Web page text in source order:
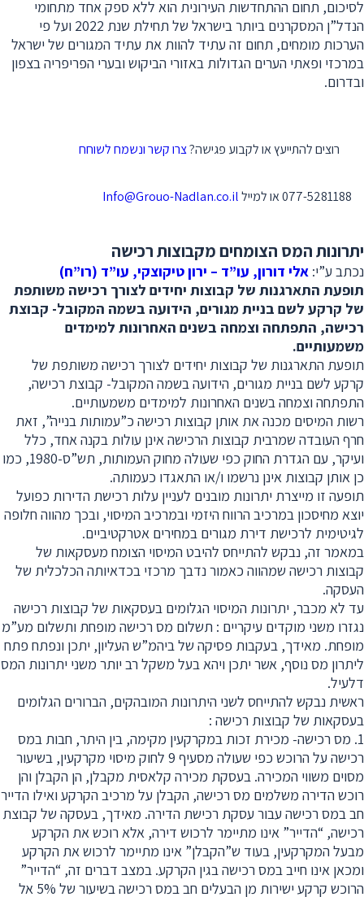
לסיכום, תחום ההתחדשות העירונית הוא ללא ספק אחד מתחומי
הנדל”ן המסקרנים ביותר בישראל של תחילת שנת 2022 ועל פי
הערכות מומחים, תחום זה עתיד להוות את עתיד המגורים של ישראל
במרכזי ופאתי הערים הגדולות באזורי הביקוש ובערי הפריפריה בצפון
ובדרום.
רוצים להתייעץ או לקבוע פגישה?צרו קשר ונשמח לשוחח
077-5281188 או למייל Info@Grouo-Nadlan.co.il
יתרונות המס הצומחים מקבוצות רכישה
נכתב ע”י: אלי דורון, עו”ד – ירון טיקוצקי, עו”ד (רו”ח)
תופעת התארגנות של קבוצות יחידים לצורך רכישה משותפת
של קרקע לשם בניית מגורים, הידועה בשמה המקובל- קבוצת
רכישה, התפתחה וצמחה בשנים האחרונות למימדים
משמעותיים.
תופעת התארגנות של קבוצות יחידים לצורך רכישה משותפת של
קרקע לשם בניית מגורים, הידועה בשמה המקובל- קבוצת רכישה,
התפתחה וצמחה בשנים האחרונות למימדים משמעותיים.
רשות המיסים מכנה את אותן קבוצות רכישה כ”עמותות בנייה”, זאת
חרף העובדה שמרבית קבוצות הרכישה אינן עולות בקנה אחד, כלל
ועיקר, עם הגדרת החוק כפי שעולה מחוק העמותות, תש”ס-1980, כמו
כן אותן קבוצות אינן נרשמו ו/או התאגדו כעמותה.
תופעה זו מייצרת יתרונות מובנים לעניין עלות רכישת הדירות כפועל
יוצא מחיסכון במרכיב הרווח היזמי ובמרכיב המיסוי, ובכך מהווה חלופה
לגיטימית לרכישת דירת מגורים במחירים אטרקטיביים.
במאמר זה, נבקש להתייחס להיבט המיסוי הצומח מעסקאות של
קבוצות רכישה שמהווה כאמור נדבך מרכזי בכדאיותה הכלכלית של
העסקה.
עד לא מכבר, יתרונות המיסוי הגלומים בעסקאות של קבוצות רכישה
נגזרו משני מוקדים עיקריים : תשלום מס רכישה מופחת ותשלום מע”מ
מופחת. מאידך, בעקבות פסיקה של ביהמ”ש העליון, יתכן ונפתח פתח
ליתרון מס נוסף, אשר יתכן ויהא בעל משקל רב יותר משני יתרונות המס
דלעיל.
ראשית נבקש להתייחס לשני היתרונות המובהקים, הברורים הגלומים
בעסקאות של קבוצות רכישה :
1. מס רכישה- מכירת זכות במקרקעין מקימה, בין היתר, חבות במס
רכישה על הרוכש כפי שעולה מסעיף 9 לחוק מיסוי מקרקעין, בשיעור
מסוים משווי המכירה. בעסקת מכירה קלאסית מקבלן, הן הקבלן והן
רוכש הדירה משלמים מס רכישה, הקבלן על מרכיב הקרקע ואילו הדייר
חב במס רכישה עבור עסקת רכישת הדירה. מאידך, בעסקה של קבוצת
רכישה, “הדייר” אינו מתיימר לרכוש דירה, אלא רוכש את הקרקע
מבעל המקרקעין, בעוד ש”הקבלן” אינו מתיימר לרכוש את הקרקע
ומכאן אינו חייב במס רכישה בגין הקרקע. במצב דברים זה, “הדייר”
הרוכש קרקע ישירות מן הבעלים חב במס רכישה בשיעור של 5% אל